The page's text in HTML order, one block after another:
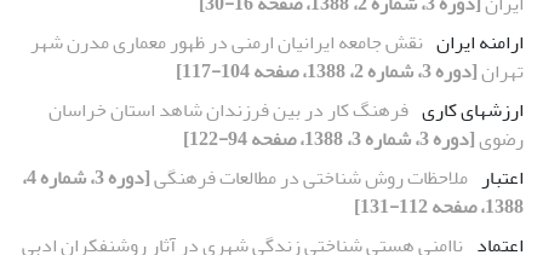
ارامنه ایران نقش جامعه ایرانیان ارمنی در ظهور معماری مدرن شهر
تهران[دوره 3، شماره 2، 1388، صفحه 104-117]
ارزشهای کاری فرهنگ کار در بین فرزندان شاهد استان خراسان
رضوی[دوره 3، شماره 3، 1388، صفحه 94-122]
اعتبار ملاحظات روش شناختی در مطالعات فرهنگی
[دوره 3، شماره 4،
1388، صفحه 112-131]
اعتماد ناامنی هستی شناختیِ زندگی شهری در آثار روشنفکران ادبی